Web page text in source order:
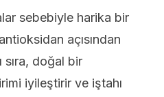
sebebiyle harika bir
açısından
sıra, doğal bir
iyileştirir ve iştahı